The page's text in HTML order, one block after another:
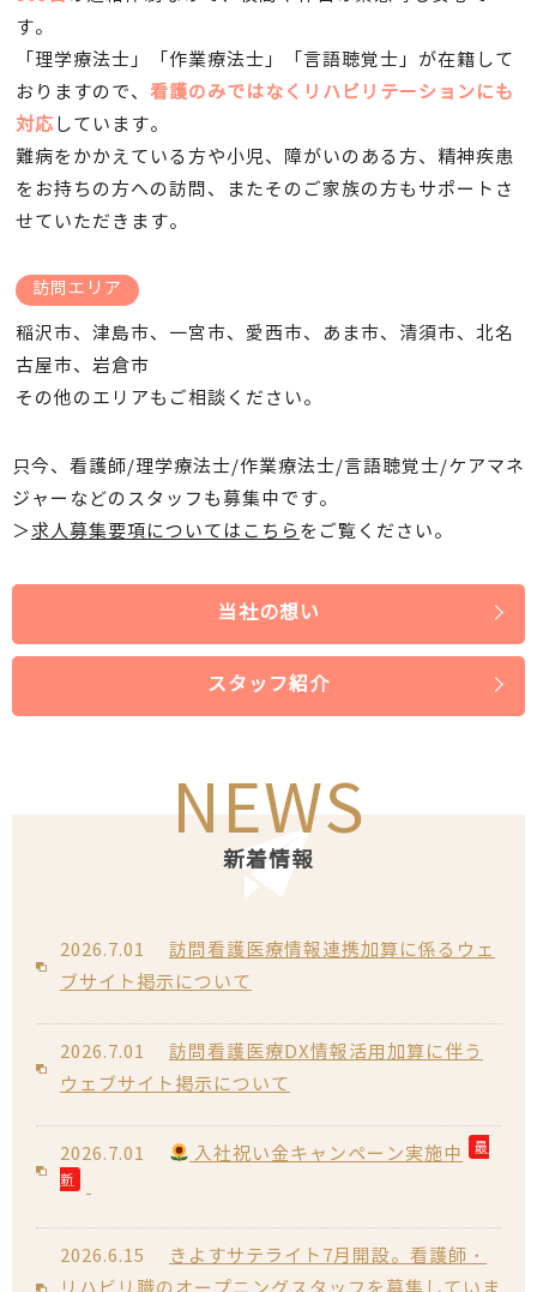
す。
「理学療法士」「作業療法士」「言語聴覚士」が在籍して
おりますので、 看護のみではなくリハビリテーションにも
対応 しています。
難病をかかえている方や小児、障がいのある方、精神疾患
をお持ちの方への訪問、またそのご家族の方もサポートさ
せていただきます。
訪問エリア
稲沢市、津島市、一宮市、愛西市、あま市、清須市、北名
古屋市、岩倉市
その他のエリアもご相談ください。
只今、看護師/理学療法士/作業療法士/言語聴覚士/ケアマネ
ジャーなどのスタッフも募集中です。
＞求人募集要項についてはこちら をご覧ください。
当社の想い
スタッフ紹介
NEWS
新着情報
2026.7.01
訪問看護医療情報連携加算に係るウェ
ブサイト掲示について
2026.7.01
訪問看護医療DX情報活用加算に伴う
ウェブサイト掲示について
2026.7.01 入社祝い金キャンペーン実施中
最
新
2026.6.15
きよすサテライト7月開設。看護師・